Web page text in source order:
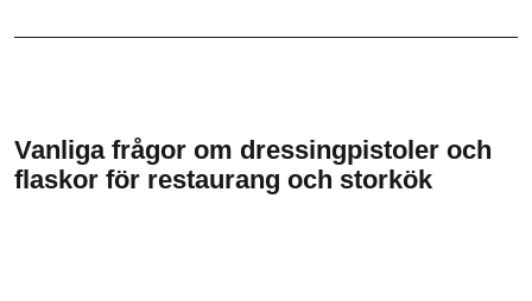
Vanliga frågor om dressingpistoler och
flaskor för restaurang och storkök